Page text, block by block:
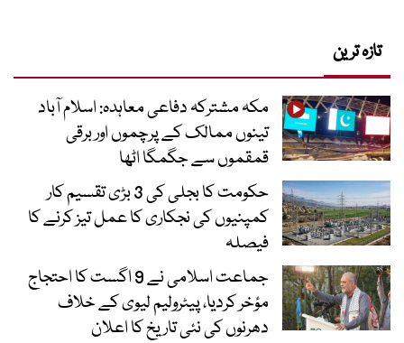
تازہ ترین
مکہ مشترکہ دفاعی معاہدہ: اسلام آباد
تینوں ممالک کے پرچموں اور برقی
قمقموں سے جگمگا اٹھا
حکومت کا بجلی کی 3 بڑی تقسیم کار
کمپنیوں کی نجکاری کا عمل تیز کرنے کا
فیصلہ
جماعت اسلامی نے 9 اگست کا احتجاج
مؤخر کردیا، پیٹرولیم لیوی کے خلاف
دھرنوں کی نئی تاریخ کا اعلان